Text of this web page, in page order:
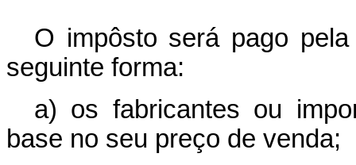
O impôsto será pago
seguinte forma:
a) os fabricantes ou
base no seu preço de venda;